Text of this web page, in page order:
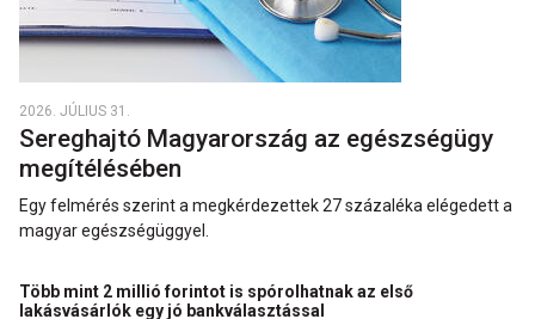
2026. JÚLIUS 31.
Sereghajtó Magyarország az egészségügy
megítélésében
Egy felmérés szerint a megkérdezettek 27 százaléka elégedett a
magyar egészségüggyel.
Több mint 2 millió forintot is spórolhatnak az első
lakásvásárlók egy jó bankválasztással